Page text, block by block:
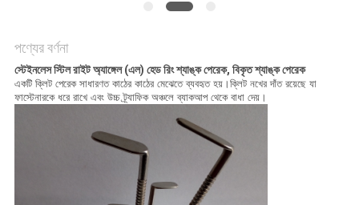
পণ্যের বর্ণনা
স্টেইনলেস স্টিল রাইট অ্যাঙ্গেল (এল) হেড রিং শ্যাঙ্ক পেরেক, বিকৃত শ্যাঙ্ক পেরেক
একটি ক্লিট পেরেক সাধারণত কাঠের কাঠের মেঝেতে ব্যবহৃত হয়।ক্লিট নখের দাঁত রয়েছে যা
ফাস্টেনারকে ধরে রাখে এবং উচ্চ ট্র্যাফিক অঞ্চলে ব্যাকআপ থেকে বাধা দেয়।